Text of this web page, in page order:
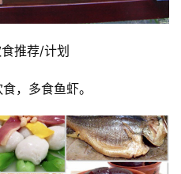
推荐/计划
，多食鱼虾。